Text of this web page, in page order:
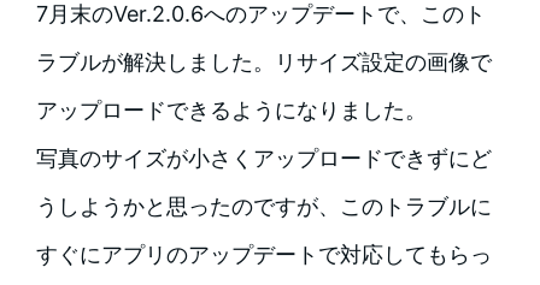
7月末のVer.2.0.6へのアップデートで、このト
ラブルが解決しました。リサイズ設定の画像で
アップロードできるようになりました。
写真のサイズが小さくアップロードできずにど
うしようかと思ったのですが、このトラブルに
すぐにアプリのアップデートで対応してもらっ